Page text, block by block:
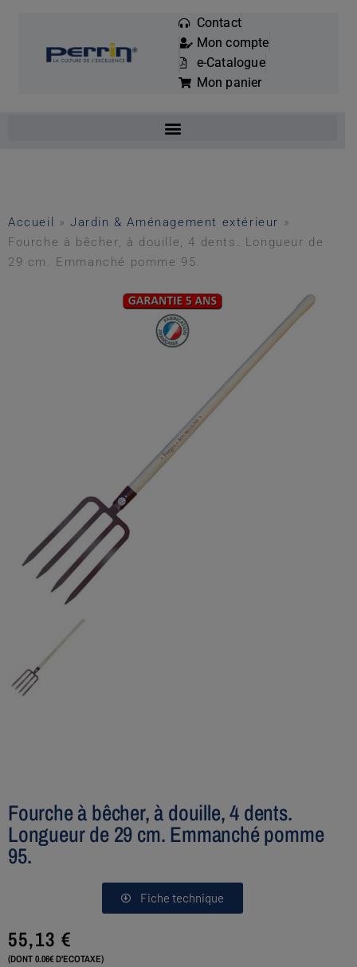
Mots
clés
:
Contact
Mon compte
e-Catalogue
Mon panier
Accueil »Jardin & Aménagement extérieur »
Fourche à bêcher, à douille, 4 dents. Longueur de
29 cm. Emmanché pomme 95.
Fourche à bêcher, à douille, 4 dents.
Longueur de 29 cm. Emmanché pomme
95.
Fiche technique
55,13€
(DONT 0.06€ D'ECOTAXE)